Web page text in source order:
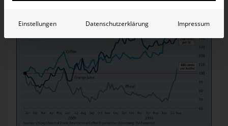
Einstellungen Datenschutzerklärung Impressum